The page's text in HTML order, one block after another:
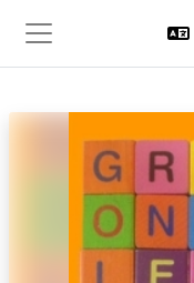
Panneau latéral